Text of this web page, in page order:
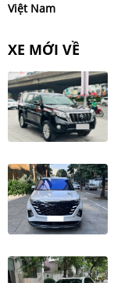
Việt Nam
XE MỚI VỀ